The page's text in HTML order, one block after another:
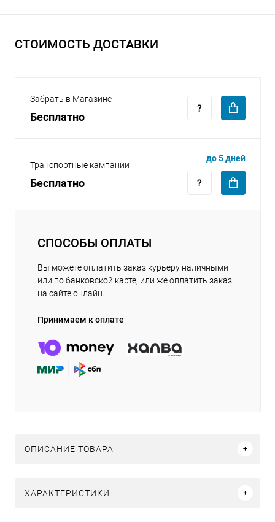
СТОИМОСТЬ ДОСТАВКИ
Забрать в Магазине
Бесплатно
Транспортные кампании
Бесплатно
до 5 дней
СПОСОБЫ ОПЛАТЫ
Вы можете оплатить заказ курьеру наличными
или по банковской карте, или же оплатить заказ
на сайте онлайн.
Принимаем к оплате
ОПИСАНИЕ ТОВАРА
ХАРАКТЕРИСТИКИ